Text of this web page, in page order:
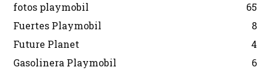
fotos playmobil
65
Fuertes Playmobil
8
Future Planet
4
Gasolinera Playmobil
6